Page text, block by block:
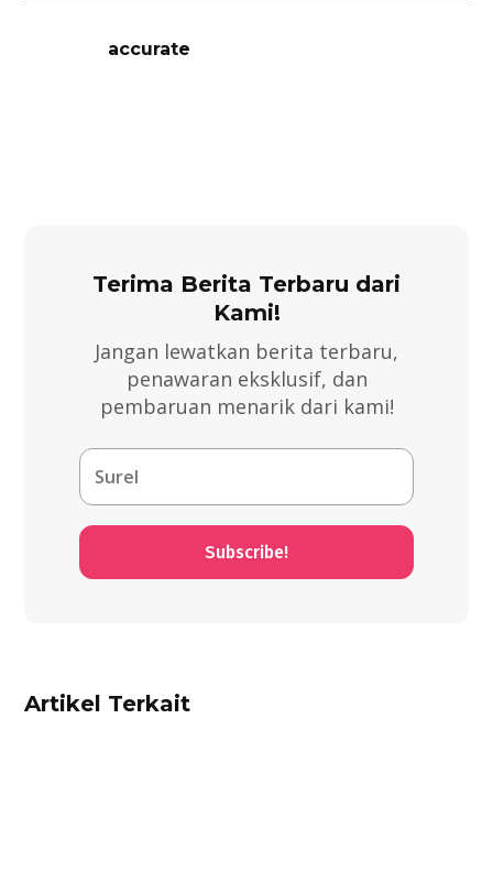
accurate
Terima Berita Terbaru dari
Kami!
Jangan lewatkan berita terbaru,
penawaran eksklusif, dan
pembaruan menarik dari kami!
Subscribe!
Artikel Terkait